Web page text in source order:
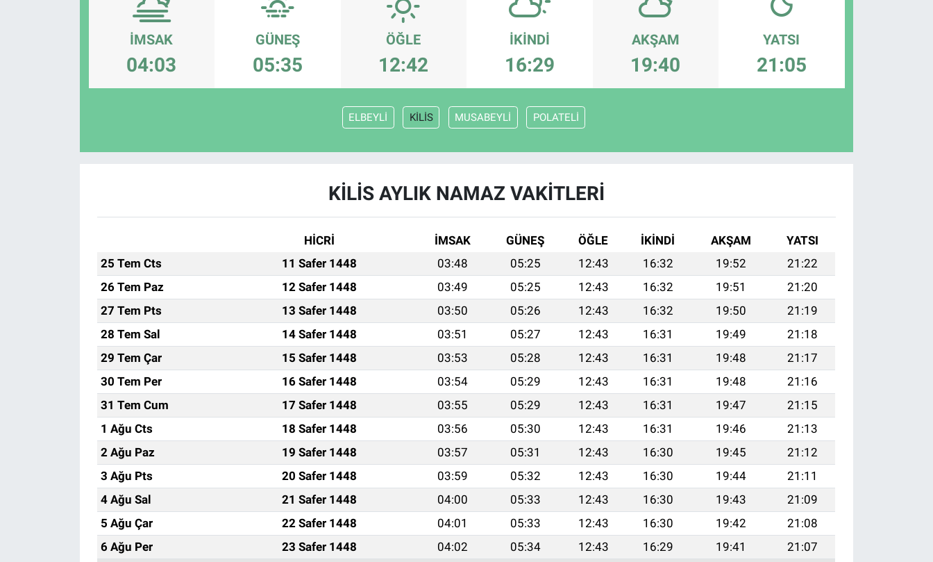
İMSAK
04:03
GÜNEŞ
05:35
ÖĞLE
12:42
İKINDI
16:29
AKŞAM
19:40
YATSI
21:05
ELBEYLİ KİLİS MUSABEYLİ POLATELİ
KİLİS AYLIK NAMAZ VAKITLERI
HİCRİ İMSAK GÜNEŞ ÖĞLE İKINDI AKŞAM
YATSI
25 Tem Cts
11 Safer 1448 03:48 05:25 12:43 16:32 19:52
21:22
26 Tem Paz
12 Safer 1448 03:49 05:25 12:43 16:32 19:51
21:20
27 Tem Pts
13 Safer 1448 03:50 05:26 12:43 16:32 19:50
21:19
28 Tem Sal
14 Safer 1448 03:51 05:27 12:43 16:31 19:49
21:18
29 Tem Çar
15 Safer 1448 03:53 05:28 12:43 16:31 19:48
21:17
30 Tem Per
16 Safer 1448 03:54 05:29 12:43 16:31 19:48
21:16
31 Tem Cum
17 Safer 1448 03:55 05:29 12:43 16:31 19:47
21:15
1 Ağu Cts
18 Safer 1448 03:56 05:30 12:43 16:31 19:46
21:13
2 Ağu Paz
19 Safer 1448 03:57 05:31 12:43 16:30 19:45
21:12
3 Ağu Pts
20 Safer 1448 03:59 05:32 12:43 16:30 19:44
21:11
4 Ağu Sal
21 Safer 1448 04:00 05:33 12:43 16:30 19:43
21:09
5 Ağu Çar
22 Safer 1448 04:01 05:33 12:43 16:30 19:42
21:08
6 Ağu Per
23 Safer 1448 04:02 05:34 12:43 16:29 19:41
21:07
Bilim ve Teknoloji